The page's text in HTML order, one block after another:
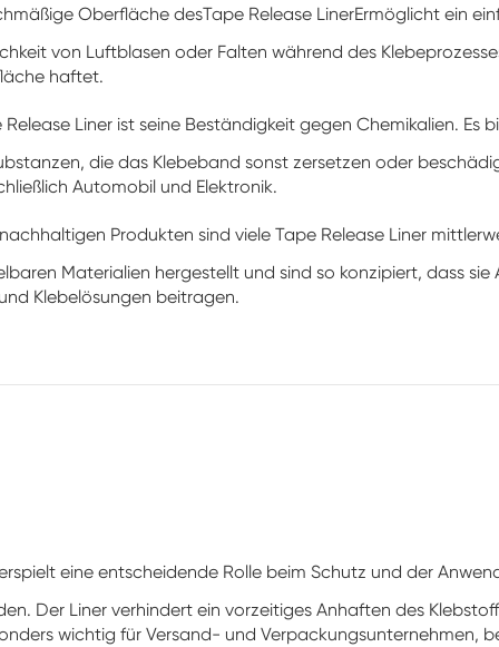
Oberfläche desTape Release LinerErmöglicht ein
von Luftblasen oder Falten während des
haftet.
Liner ist seine Beständigkeit gegen Chemikalien. Es
die das Klebeband sonst zersetzen oder
Automobil und Elektronik.
Produkten sind viele Tape Release Liner
Materialien hergestellt und sind so konzipiert, dass sie
Klebelösungen beitragen.
spielt eine entscheidende Rolle beim Schutz und der
Der Liner verhindert ein vorzeitiges Anhaften des
wichtig für Versand- und Verpackungsunternehmen,